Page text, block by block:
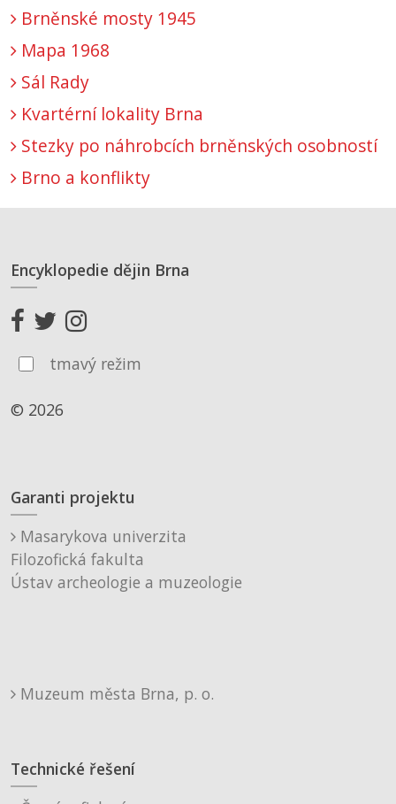
Brněnské mosty 1945
Mapa 1968
Sál Rady
Kvartérní lokality Brna
Stezky po náhrobcích brněnských osobností
Brno a konflikty
Encyklopedie dějin Brna
tmavý režim
© 2026
Garanti projektu
Masarykova univerzita
Filozofická fakulta
Ústav archeologie a muzeologie
Muzeum města Brna, p. o.
Technické řešení